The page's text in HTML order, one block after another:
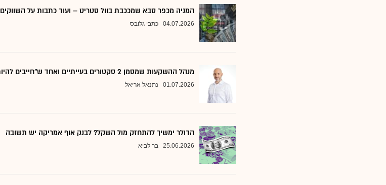
המניה מכפר סבא שמככבת בוול סטריט – ועוד כתבות על השווקים
04.07.2026 כתבי גלובס
מנהל ההשקעות שמסמן 2 סקטורים בעייתיים ואחד ש"חייבים להיות בו"
01.07.2026 נתנאל אריאל
הדולר ימשיך להתחזק מול השקל? לבנק אוף אמריקה יש תשובה
25.06.2026 בר לביא